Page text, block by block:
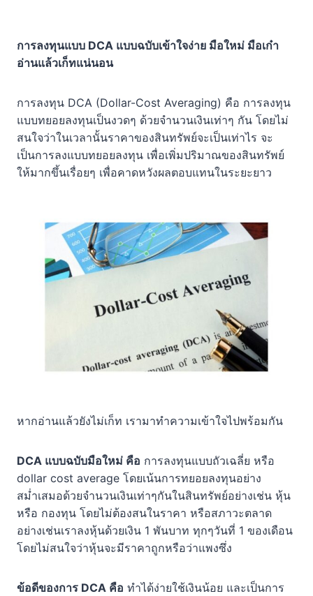
การลงทุนแบบ DCA แบบฉบับเข้าใจง่าย มือใหม่ มือเก๋า
อ่านแล้วเก็ทแน่นอน
การลงทุน DCA (Dollar-Cost Averaging) คือ การลงทุน
แบบทยอยลงทุนเป็นงวดๆ ด้วยจำนวนเงินเท่าๆ กัน โดยไม่
สนใจว่าในเวลานั้นราคาของสินทรัพย์จะเป็นเท่าไร จะ
เป็นการลงแบบทยอยลงทุน เพื่อเพิ่มปริมาณของสินทรัพย์
ให้มากขึ้นเรื่อยๆ เพื่อคาดหวังผลตอบแทนในระยะยาว
หากอ่านแล้วยังไม่เก็ท เรามาทำความเข้าใจไปพร้อมกัน
DCA แบบฉบับมือใหม่ คือ การลงทุนแบบถัวเฉลี่ย หรือ
dollar cost average โดยเน้นการทยอยลงทุนอย่าง
สม่ำเสมอด้วยจำนวนเงินเท่าๆกันในสินทรัพย์อย่างเช่น หุ้น
หรือ กองทุน โดยไม่ต้องสนในราคา หรือสภาวะตลาด
อย่างเช่นเราลงหุ้นด้วยเงิน 1 พันบาท ทุกๆวันที่ 1 ของเดือน
โดยไม่สนใจว่าหุ้นจะมีราคาถูกหรือว่าแพงซึ่ง
ข้อดีของการ DCA คือ ทำได้ง่ายใช้เงินน้อย และเป็นการ